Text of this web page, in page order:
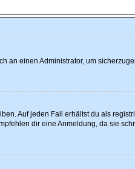
an einen Administrator, um
Auf jeden Fall erhältst du als
dir eine Anmeldung, da sie